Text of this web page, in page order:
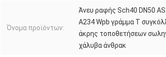
Όνομα προϊόντων:
Άνευ ραφής Sch40 DN50
A234 Wpb γράμμα Τ
άκρης τοποθετήσεων
χάλυβα άνθρακ